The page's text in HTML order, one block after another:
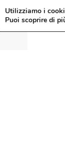
Utilizziamo i
Puoi scoprire di